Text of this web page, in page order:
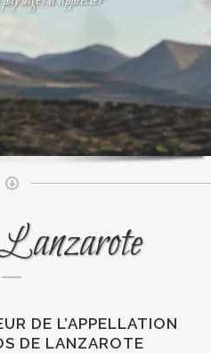
DE L’APPELLATION
DE LANZAROTE